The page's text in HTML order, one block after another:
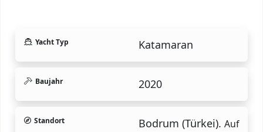
Yacht Typ Katamaran
Baujahr 2020
Standort Bodrum (Türkei). Auf